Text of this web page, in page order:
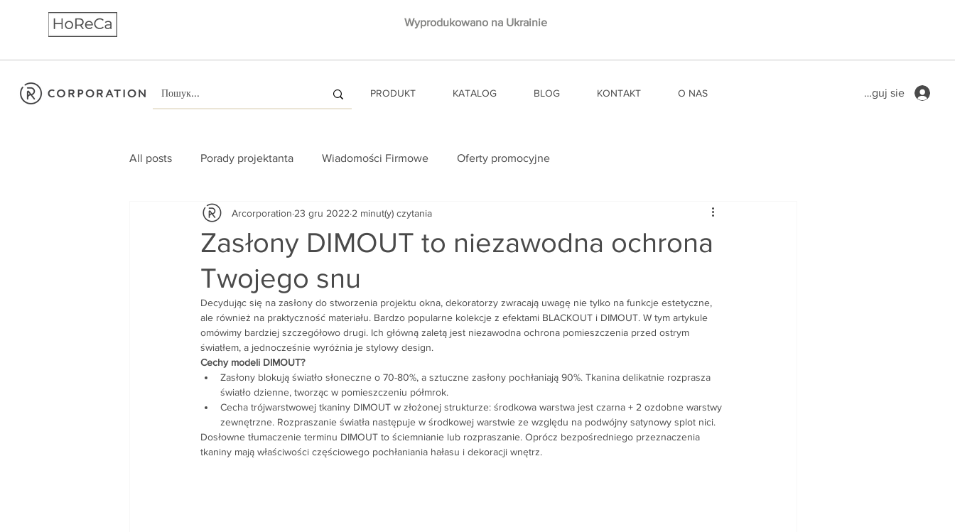
Wyprodukowano na Ukrainie
PRODUKT KATALOG BLOG KONTAKT O NAS Zaloguj sie
All posts Porady projektanta Wiadomości Firmowe Oferty promocyjne
Zasłony DIMOUT to niezawodna ochrona
Twojego snu
Arcorporation 23 gru 2022 2 minut(y) czytania
Decydując się na zasłony do stworzenia projektu okna, dekoratorzy zwracają uwagę nie tylko na funkcje estetyczne,
ale również na praktyczność materiału. Bardzo popularne kolekcje z efektami BLACKOUT i DIMOUT. W tym artykule
omówimy bardziej szczegółowo drugi. Ich główną zaletą jest niezawodna ochrona pomieszczenia przed ostrym
światłem, a jednocześnie wyróżnia je stylowy design.
Cechy modeli DIMOUT?
Zasłony blokują światło słoneczne o 70-80%, a sztuczne zasłony pochłaniają 90%. Tkanina delikatnie rozprasza
światło dzienne, tworząc w pomieszczeniu półmrok.
Cecha trójwarstwowej tkaniny DIMOUT w złożonej strukturze: środkowa warstwa jest czarna + 2 ozdobne warstwy
zewnętrzne. Rozpraszanie światła następuje w środkowej warstwie ze względu na podwójny satynowy splot nici.
Dosłowne tłumaczenie terminu DIMOUT to ściemnianie lub rozpraszanie. Oprócz bezpośredniego przeznaczenia
tkaniny mają właściwości częściowego pochłaniania hałasu i dekoracji wnętrz.